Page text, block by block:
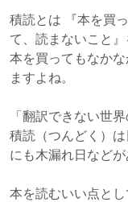
積読とは 『本を買
て、読まないこと』
本を買ってもなか
ますよね。
「翻訳できない世
積読（つんどく）
にも木漏れ日など
本を読むいい点とし